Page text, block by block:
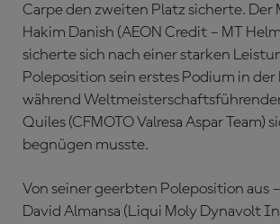
Carpe den zweiten Platz sicherte. Der
Hakim Danish (AEON Credit – MT
sicherte sich nach einer starken
Poleposition sein erstes Podium in der
während
Quiles (CFMOTO Valresa Aspar Team)
begnügen musste.
Von seiner geerbten Poleposition aus
David Almansa (Liqui Moly Dynavolt